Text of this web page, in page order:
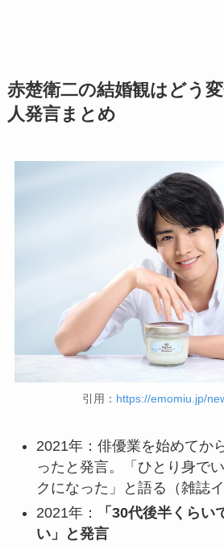
赤楚衛二の結婚観はどう
人発言まとめ
引用： https://emomiu.jp/
2021年：俳優業を始めてか
ったと発言。「ひとり身で
クになった」と語る（雑誌
2021年：
「30代後半くら
い」と発言